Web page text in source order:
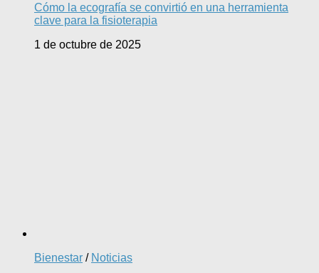
Cómo la ecografía se convirtió en una herramienta
clave para la fisioterapia
1 de octubre de 2025
Bienestar / Noticias